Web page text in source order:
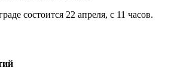
состоится 22 апреля, с 11 часов.